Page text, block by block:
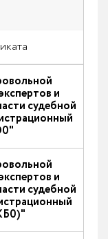
и
судебной
и
судебной